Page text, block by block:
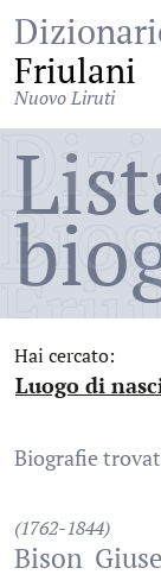
Friulani
Nuovo Liruti
Hai cercato:
Luogo di
Biografie
(1762-1844)
Bison